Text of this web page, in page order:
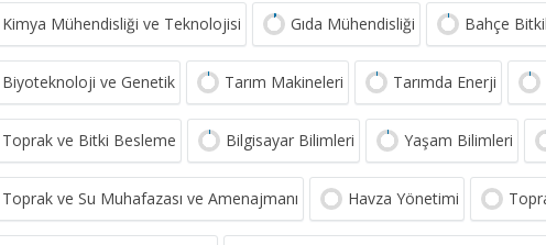
Kimya Mühendisliği ve Teknolojisi Gıda Mühendisliği Bahçe
Biyoteknoloji ve Genetik Tarım Makineleri Tarımda Enerji
Toprak ve Bitki Besleme Bilgisayar Bilimleri Yaşam Bilimleri
Toprak ve Su Muhafazası ve Amenajmanı Havza Yönetimi